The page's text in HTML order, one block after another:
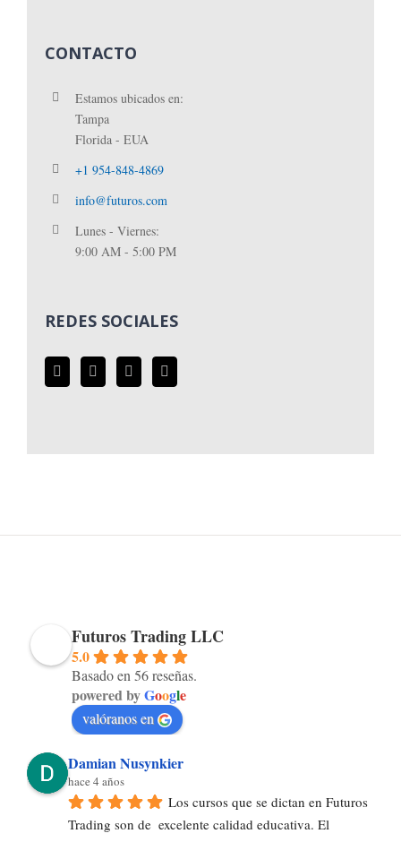
CONTACTO
Estamos ubicados en:
Tampa
Florida - EUA
+1 954-848-4869
info@futuros.com
Lunes - Viernes:
9:00 AM - 5:00 PM
REDES SOCIALES
Futuros Trading LLC
5.0
Basado en 56 reseñas.
powered byGoogle
valóranos en
Damian Nusynkier
hace 4 años
Los cursos que se dictan en Futuros
Trading son de  excelente calidad educativa. El